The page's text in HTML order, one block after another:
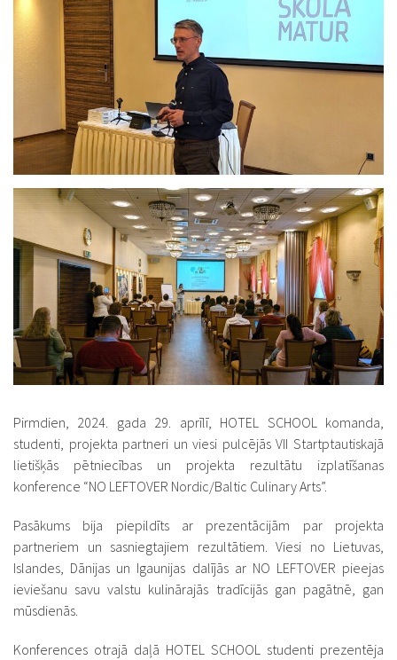
Pirmdien, 2024. gada 29. aprīlī, HOTEL SCHOOL komanda,
studenti, projekta partneri un viesi pulcējās VII Startptautiskajā
lietišķās pētniecības un projekta rezultātu izplatīšanas
konference “NO LEFTOVER Nordic/Baltic Culinary Arts”.
Pasākums bija piepildīts ar prezentācijām par projekta
partneriem un sasniegtajiem rezultātiem. Viesi no Lietuvas,
Islandes, Dānijas un Igaunijas dalījās ar NO LEFTOVER pieejas
ieviešanu savu valstu kulinārajās tradīcijās gan pagātnē, gan
mūsdienās.
Konferences otrajā daļā HOTEL SCHOOL studenti prezentēja